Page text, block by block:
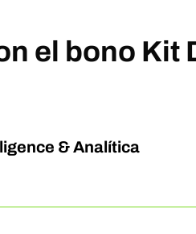
el bono Kit
& Analítica